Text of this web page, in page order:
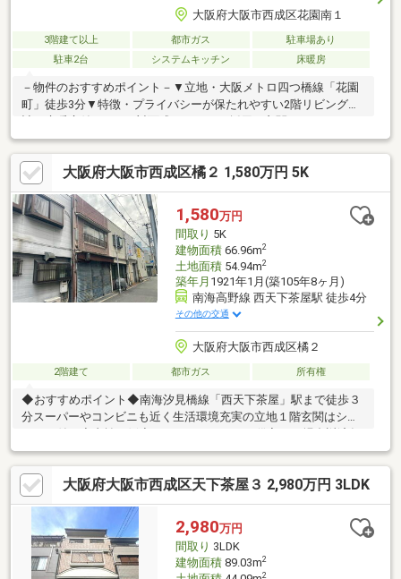
大阪府大阪市西成区花園南１
3階建て以上 都市ガス
駐車場あり
駐車2台
システムキッチン 床暖房
－物件のおすすめポイント－▼立地・大阪メトロ四つ橋線「花園
町」徒歩3分▼特徴・プライバシーが保たれやすい2階リビング設
片付くSC有・約5.2帖納戸は収納付で多彩に利用可能・2・3階に
バルコ二―を設置・ハイルーフ車駐車可能(サイズ制限有・車種に
よる)▼周辺環境・イズミヤ 徒歩3分(約200m)・新今宮小学校 徒歩
10分(約770m)※敷地の一部は容積率400%(前面道路幅により240％
に制限)■ ご希望の住まい探しをお手伝いします ━━━━━・・・
物件の詳細・ご相談はお気軽にお問い合わせください。
大阪府大阪市西成区橘２ 1,580万円 5K
1,580万円
間取り 5K
建物面積66.96m2
土地面積54.94m2
築年月 1921年1月(築105年8ヶ月)
南海高野線 西天下茶屋駅 徒歩4分
その他の交通
大阪府大阪市西成区橘２
2階建て 都市ガス 所有権
◆おすすめポイント◆南海汐見橋線「西天下茶屋」駅まで徒歩３
分スーパーやコンビニも近く生活環境充実の立地１階玄関はシャ
数５０年 実行金利０．８９％ 月々返済額：３６，７６６
円 ご検討の参考にしてください♪
大阪府大阪市西成区天下茶屋３ 2,980万円 3LDK
2,980万円
間取り 3LDK
建物面積89.03m2
2